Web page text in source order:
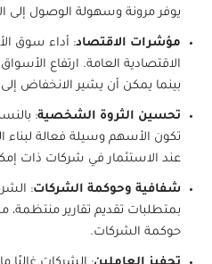
يوفر مرونة وسهولة الوصول إلى
مؤشرات الاقتصاد: أداء سوق
الاقتصادية العامة. ارتفاع
بينما يمكن أن يشير الانخفاض
تحسين الثروة الشخصية:
تكون الأسهم وسيلة فعالة لبناء
عند الاستثمار في شركات ذات
شفافية وحوكمة الشركات:
بمتطلبات تقديم تقارير
حوكمة الشركات.